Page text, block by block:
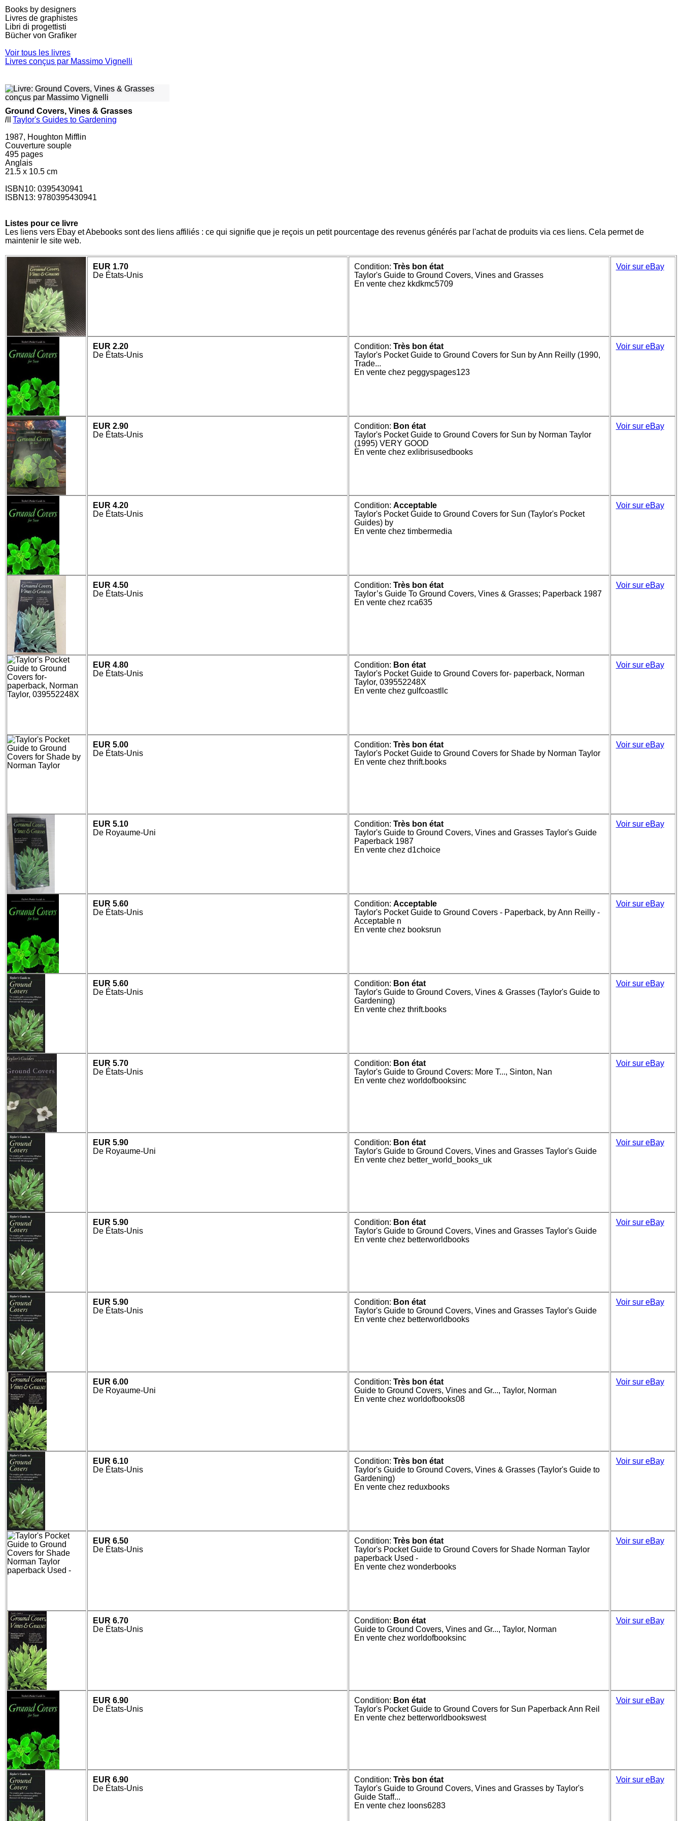
Books by designers
Livres de graphistes
Libri di progettisti
Bücher von Grafiker
Voir tous les livres
Livres conçus par Massimo Vignelli
Ground Covers, Vines & Grasses
l
Taylor's Guides to Gardening
1987, Houghton Mifflin
Couverture souple
495 pages
Anglais
21.5 x 10.5 cm
ISBN10: 0395430941
ISBN13: 9780395430941
Listes pour ce livre
Les liens vers Ebay et Abebooks sont des liens affiliés : ce qui signifie que je reçois un petit pourcentage des revenus générés par l'achat de produits via ces liens. Cela permet de
maintenir le site web.
EUR 1.70
De États-Unis
Condition:Très bon état
Taylor's Guide to Ground Covers, Vines and Grasses
En vente chez kkdkmc5709
Voir sur eBay
EUR 2.20
De États-Unis
Condition:Très bon état
Taylor's Pocket Guide to Ground Covers for Sun by Ann Reilly (1990,
Trade...
En vente chez peggyspages123
Voir sur eBay
EUR 2.90
De États-Unis
Condition: Bon état
Taylor's Pocket Guide to Ground Covers for Sun by Norman Taylor
(1995) VERY GOOD
En vente chez exlibrisusedbooks
Voir sur eBay
EUR 4.20
De États-Unis
Condition:Acceptable
Taylor's Pocket Guide to Ground Covers for Sun (Taylor's Pocket
Guides) by
En vente chez timbermedia
Voir sur eBay
EUR 4.50
De États-Unis
Condition:Très bon état
Taylor’s Guide To Ground Covers, Vines & Grasses; Paperback 1987
En vente chez rca635
Voir sur eBay
EUR 4.80
De États-Unis
Condition: Bon état
Taylor's Pocket Guide to Ground Covers for- paperback, Norman
Taylor, 039552248X
En vente chez gulfcoastllc
Voir sur eBay
EUR 5.00
De États-Unis
Condition:Très bon état
Taylor's Pocket Guide to Ground Covers for Shade by Norman Taylor
En vente chez thrift.books
Voir sur eBay
EUR 5.10
De Royaume-Uni
Condition:Très bon état
Taylor's Guide to Ground Covers, Vines and Grasses Taylor's Guide
Paperback 1987
En vente chez d1choice
Voir sur eBay
EUR 5.60
De États-Unis
Condition:Acceptable
Taylor's Pocket Guide to Ground Covers - Paperback, by Ann Reilly -
Acceptable n
En vente chez booksrun
Voir sur eBay
EUR 5.60
De États-Unis
Condition: Bon état
Taylor's Guide to Ground Covers, Vines & Grasses (Taylor's Guide to
Gardening)
En vente chez thrift.books
Voir sur eBay
EUR 5.70
De États-Unis
Condition: Bon état
Taylor's Guide to Ground Covers: More T..., Sinton, Nan
En vente chez worldofbooksinc
Voir sur eBay
EUR 5.90
De Royaume-Uni
Condition: Bon état
Taylor's Guide to Ground Covers, Vines and Grasses Taylor's Guide
En vente chez better_world_books_uk
Voir sur eBay
EUR 5.90
De États-Unis
Condition: Bon état
Taylor's Guide to Ground Covers, Vines and Grasses Taylor's Guide
En vente chez betterworldbooks
Voir sur eBay
EUR 5.90
De États-Unis
Condition: Bon état
Taylor's Guide to Ground Covers, Vines and Grasses Taylor's Guide
En vente chez betterworldbooks
Voir sur eBay
EUR 6.00
De Royaume-Uni
Condition:Très bon état
Guide to Ground Covers, Vines and Gr..., Taylor, Norman
En vente chez worldofbooks08
Voir sur eBay
EUR 6.10
De États-Unis
Condition:Très bon état
Taylor's Guide to Ground Covers, Vines & Grasses (Taylor's Guide to
Gardening)
En vente chez reduxbooks
Voir sur eBay
EUR 6.50
De États-Unis
Condition:Très bon état
Taylor's Pocket Guide to Ground Covers for Shade Norman Taylor
paperback Used -
En vente chez wonderbooks
Voir sur eBay
EUR 6.70
De États-Unis
Condition: Bon état
Guide to Ground Covers, Vines and Gr..., Taylor, Norman
En vente chez worldofbooksinc
Voir sur eBay
EUR 6.90
De États-Unis
Condition: Bon état
Taylor's Pocket Guide to Ground Covers for Sun Paperback Ann Reil
En vente chez betterworldbookswest
Voir sur eBay
EUR 6.90
De États-Unis
Condition:Très bon état
Taylor's Guide to Ground Covers, Vines and Grasses by Taylor's
Guide Staff...
En vente chez loons6283
Voir sur eBay